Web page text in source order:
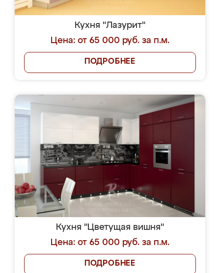
Кухня "Лазурит"
Цена: от 65 000 руб. за п.м.
ПОДРОБНЕЕ
Кухня "Цветущая вишня"
Цена: от 65 000 руб. за п.м.
ПОДРОБНЕЕ